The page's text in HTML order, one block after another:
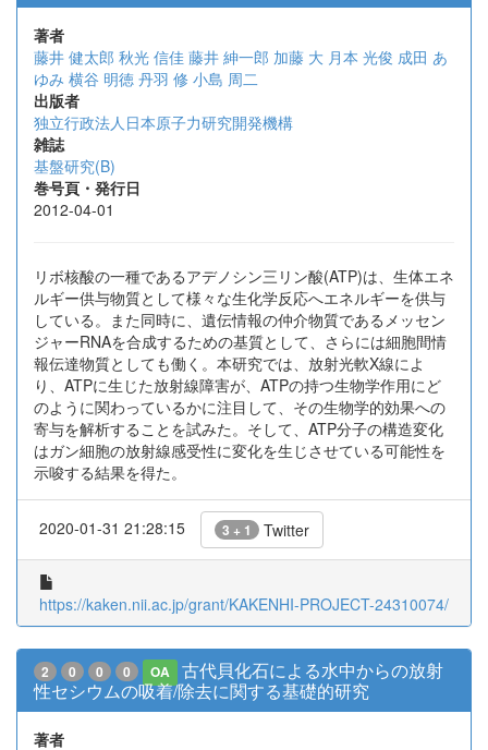
著者
藤井 健太郎 秋光 信佳 藤井 紳一郎 加藤 大 月本 光俊 成田 あ
ゆみ 横谷 明徳 丹羽 修 小島 周二
出版者
独立行政法人日本原子力研究開発機構
雑誌
基盤研究(B)
巻号頁・発行日
2012-04-01
リボ核酸の一種であるアデノシン三リン酸(ATP)は、生体エネ
ルギー供与物質として様々な生化学反応へエネルギーを供与
している。また同時に、遺伝情報の仲介物質であるメッセン
ジャーRNAを合成するための基質として、さらには細胞間情
報伝達物質としても働く。本研究では、放射光軟X線によ
り、ATPに生じた放射線障害が、ATPの持つ生物学作用にど
のように関わっているかに注目して、その生物学的効果への
寄与を解析することを試みた。そして、ATP分子の構造変化
はガン細胞の放射線感受性に変化を生じさせている可能性を
示唆する結果を得た。
2020-01-31 21:28:15 3 + 1 Twitter
https://kaken.nii.ac.jp/grant/KAKENHI-PROJECT-24310074/
2 0 0 0 OA
古代貝化石による水中からの放射
性セシウムの吸着/除去に関する基礎的研究
著者